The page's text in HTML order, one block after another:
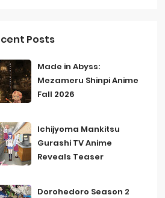
Posts
Made in Abyss:
Mezameru Shinpi Anime
Fall 2026
Ichijyoma Mankitsu
Gurashi TV Anime
Reveals Teaser
Dorohedoro Season 2